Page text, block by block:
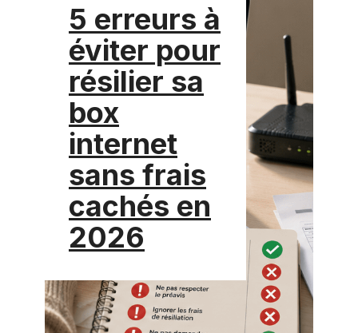
5 erreurs à
éviter pour
résilier sa
box
internet
sans frais
cachés en
2026